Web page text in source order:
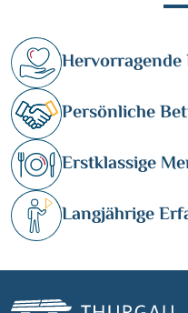
Persönliche
Erstklassige
Langjährige